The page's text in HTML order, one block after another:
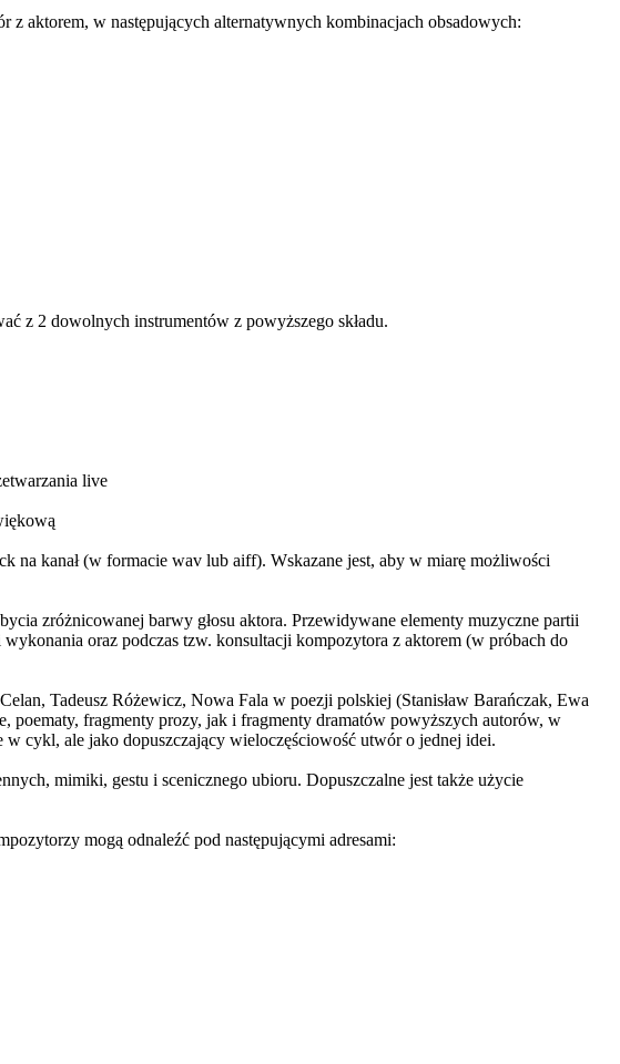
aktorem, w następujących alternatywnych kombinacjach obsadowych:
z 2 dowolnych instrumentów z powyższego składu.
live
na kanał (w formacie wav lub aiff). Wskazane jest, aby w miarę możliwości
zróżnicowanej barwy głosu aktora. Przewidywane elementy muzyczne partii
oraz podczas tzw. konsultacji kompozytora z aktorem (w próbach do
Tadeusz Różewicz, Nowa Fala w poezji polskiej (Stanisław Barańczak, Ewa
fragmenty prozy, jak i fragmenty dramatów powyższych autorów, w
cykl, ale jako dopuszczający wieloczęściowość utwór o jednej idei.
mimiki, gestu i scenicznego ubioru. Dopuszczalne jest także użycie
mogą odnaleźć pod następującymi adresami: